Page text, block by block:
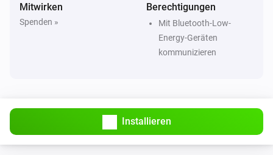
Mitwirken
Spenden »
Berechtigungen
Mit Bluetooth-Low-
Energy-Geräten
kommunizieren
Installieren